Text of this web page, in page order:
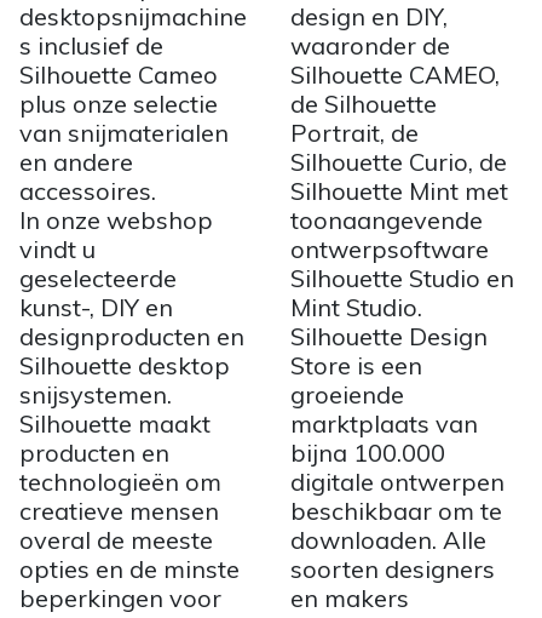
desktopsnijmachine
s inclusief de
Silhouette Cameo
plus onze selectie
van snijmaterialen
en andere
accessoires.
In onze webshop
vindt u
geselecteerde
kunst-, DIY en
designproducten en
Silhouette desktop
snijsystemen.
Silhouette maakt
producten en
technologieën om
creatieve mensen
overal de meeste
opties en de minste
beperkingen voor
design en DIY,
waaronder de
Silhouette CAMEO,
de Silhouette
Portrait, de
Silhouette Curio, de
Silhouette Mint met
toonaangevende
ontwerpsoftware
Silhouette Studio en
Mint Studio.
Silhouette Design
Store is een
groeiende
marktplaats van
bijna 100.000
digitale ontwerpen
beschikbaar om te
downloaden. Alle
soorten designers
en makers